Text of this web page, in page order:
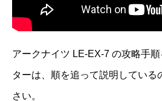
アークナイツ LE-EX-7 の攻略手
ターは、順を追って説明している
さい。